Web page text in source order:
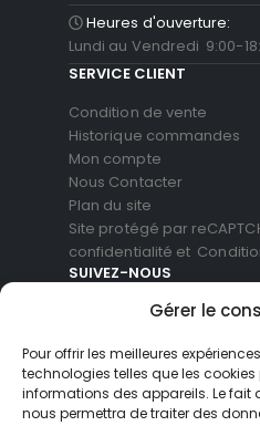
Gérer le
Pour offrir les meilleures
technologies telles que les
informations des appareils. Le fait
nous permettra de traiter des
Heures d'ouverture:
Lundi au Vendredi 9:00-
SERVICE CLIENT
Condition de vente
Historique commandes
Mon compte
Nous Contacter
Plan du site
Site protégé par
confidentialité et
SUIVEZ-NOUS